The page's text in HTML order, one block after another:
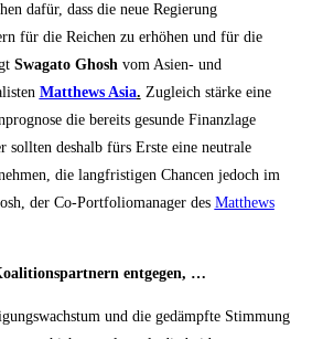
dafür, dass die neue Regierung
für die Reichen zu erhöhen und für die
Swagato Ghoshvom Asien- und
Matthews Asia. Zugleich stärke eine
die bereits gesunde Finanzlage
sollten deshalb fürs Erste eine neutrale
die langfristigen Chancen jedoch im
der Co-Portfoliomanager des Matthews
entgegen, …
und die gedämpfte Stimmung